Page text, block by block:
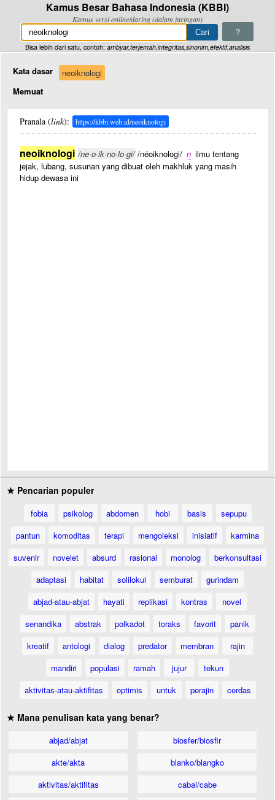
Kamus Besar Bahasa Indonesia (KBBI)
Kamus versi online/daring (dalam jaringan)
?
Bisa lebih dari satu, contoh: ambyar,terjemah,integritas,sinonim,efektif,analisis
Kata dasar
neoiknologi
Memuat
Pranala (link): https://kbbi.web.id/neoiknologi
neoiknologi /ne·o·ik·no·lo·gi//néoiknologi/ n ilmu tentang
jejak, lubang, susunan yang dibuat oleh makhluk yang masih
hidup dewasa ini
★ Pencarian populer
fobia psikolog abdomen hobi basis
sepupu
pantun
komoditas terapi mengoleksi inisiatif
karmina
suvenir
novelet absurd rasional monolog
berkonsultasi
adaptasi
habitat solilokui semburat
gurindam
abjad-atau-abjat
hayati replikasi kontras
novel
senandika
abstrak polkadot toraks favorit
panik
kreatif
antologi dialog predator membran
rajin
mandiri
populasi ramah jujur
tekun
aktivitas-atau-aktifitas
optimis untuk perajin cerdas
★ Mana penulisan kata yang benar?
abjad/abjat
akte/akta
aktivitas/aktifitas
biosfer/biosfir
blanko/blangko
cabai/cabe